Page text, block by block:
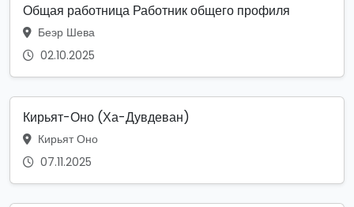
Общая работница Работник общего профиля
Беэр Шева
02.10.2025
Кирьят-Оно (Ха-Дувдеван)
Кирьят Оно
07.11.2025